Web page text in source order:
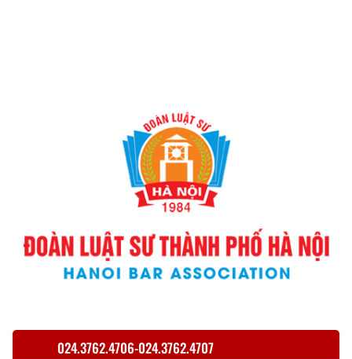
024.3762.4706-024.3762.4707